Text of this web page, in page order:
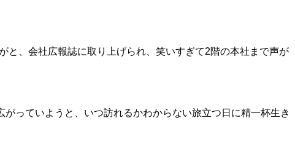
、会社広報誌に取り上げられ、笑いすぎて2階の本社まで声が
っていようと、いつ訪れるかわからない旅立つ日に精一杯生き